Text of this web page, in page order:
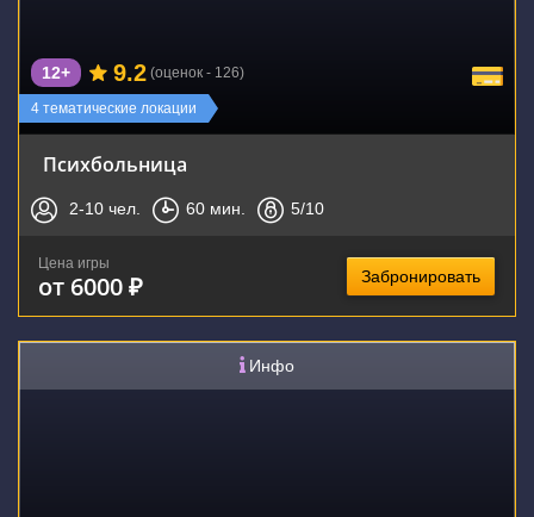
4 тематические локации
12+ 9.2 (оценок - 126)
Психбольница
2-10 чел. 60 мин. 5/10
Цена игры
от 6000 ₽ Забронировать
Инфо